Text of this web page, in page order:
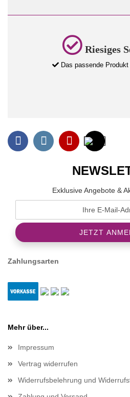
Riesiges
Das passende Produkt
Exklusive Angebote &
Zahlungsarten
Mehr über...
Impressum
Vertrag widerrufen
Widerrufsbelehrung und